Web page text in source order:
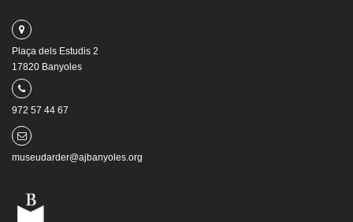
Plaça dels Estudis 2
17820 Banyoles
972 57 44 67
museudarder@ajbanyoles.org